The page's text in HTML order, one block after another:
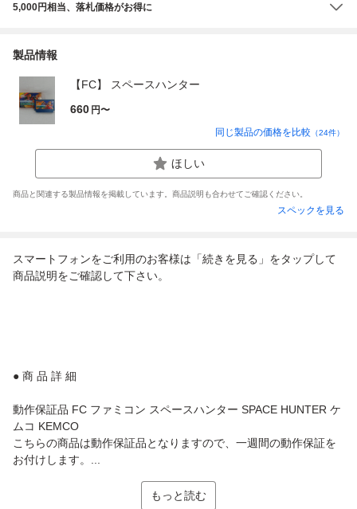
5,000円相当、落札価格がお得に
製品情報
【FC】 スペースハンター
660 円〜
同じ製品の価格を比較 （24件）
ほしい
商品と関連する製品情報を掲載しています。商品説明も合わせてご確認ください。
スペックを見る
スマートフォンをご利用のお客様は「続きを見る」をタップして
商品説明をご確認して下さい。
● 商 品 詳 細
動作保証品 FC ファミコン スペースハンター SPACE HUNTER ケ
ムコ KEMCO
こちらの商品は動作保証品となりますので、一週間の動作保証を
お付けします。...
もっと読む